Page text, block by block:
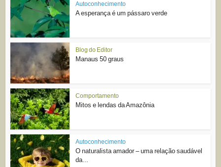
Autoconhecimento
A esperança é um pássaro verde
Blog do Editor
Manaus 50 graus
Comportamento
Mitos e lendas da Amazônia
Autoconhecimento
O naturalista amador – uma relação saudável
da...